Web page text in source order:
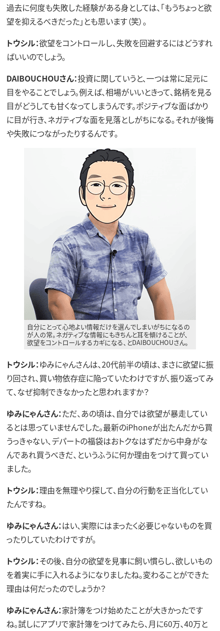
過去に何度も失敗した経験がある身としては、「もうちょっと欲
望を抑えるべきだった」とも思います（笑）。
トウシル：欲望をコントロールし、失敗を回避するにはどうすれ
ばいいのでしょう。
DAIBOUCHOUさん：投資に関していうと、一つは常に足元に
目をやることでしょう。例えば、相場がいいときって、銘柄を見る
目がどうしても甘くなってしまうんです。ポジティブな面ばかり
に目が行き、ネガティブな面を見落としがちになる。それが後悔
や失敗につながったりするんです。
自分にとって心地よい情報だけを選んでしまいがちになるの
が人の常。ネガティブな情報にもきちんと耳を傾けることが、
欲望をコントロールするカギになる、とDAIBOUCHOUさん。
トウシル：ゆみにゃんさんは、20代前半の頃は、まさに欲望に振
り回され、買い物依存症に陥っていたわけですが、振り返ってみ
て、なぜ抑制できなかったと思われますか？
ゆみにゃんさん：ただ、あの頃は、自分では欲望が暴走してい
るとは思っていませんでした。最新のiPhoneが出たんだから買
うっきゃない、デパートの福袋はおトクなはずだから中身がな
んであれ買うべきだ、というふうに何か理由をつけて買ってい
ました。
トウシル：理由を無理やり探して、自分の行動を正当化してい
たんですね。
ゆみにゃんさん：はい、実際にはまったく必要じゃないものを買
ったりしていたわけですが。
トウシル：その後、自分の欲望を見事に飼い慣らし、欲しいもの
を着実に手に入れるようになりましたね。変わることができた
理由は何だったのでしょうか？
ゆみにゃんさん：家計簿をつけ始めたことが大きかったです
ね。試しにアプリで家計簿をつけてみたら、月に60万、40万と